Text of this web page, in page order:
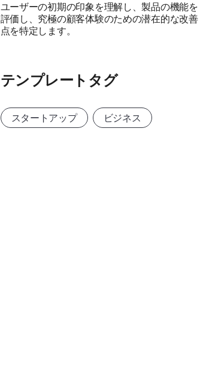
ユーザーの初期の印象を理解し、製品の機能を
評価し、究極の顧客体験のための潜在的な改善
点を特定します。
テンプレートタグ
スタートアップ ビジネス